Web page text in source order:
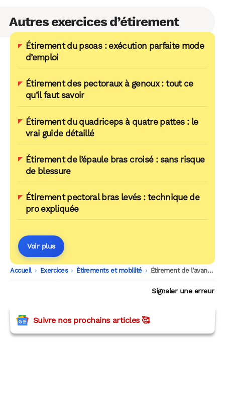
Autres exercices d’étirement
Étirement du psoas : exécution parfaite mode
d’emploi
Étirement des pectoraux à genoux : tout ce
qu’il faut savoir
Étirement du quadriceps à quatre pattes : le
vrai guide détaillé
Étirement de l’épaule bras croisé : sans risque
de blessure
Étirement pectoral bras levés : technique de
pro expliquée
Voir plus
Accueil -
Exercices -
Étirements et mobilité -
Étirement de l’avant-bras coude tendu
Signaler une erreur
Suivre nos prochains articles 🥰